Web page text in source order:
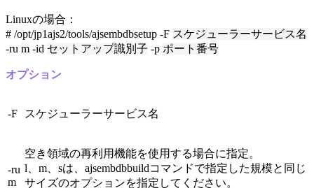
Linuxの場合：
# /opt/jp1ajs2/tools/ajsembdbsetup -F スケジューラーサービス名
-ru m -id セットアップ識別子 -p ポート番号
オプション
-F スケジューラーサービス名
-ru
m
空き領域の再利用機能を使用する場合に指定。
l、m、sは、ajsembdbbuildコマンドで指定した規模と同じ
サイズのオプションを指定してください。